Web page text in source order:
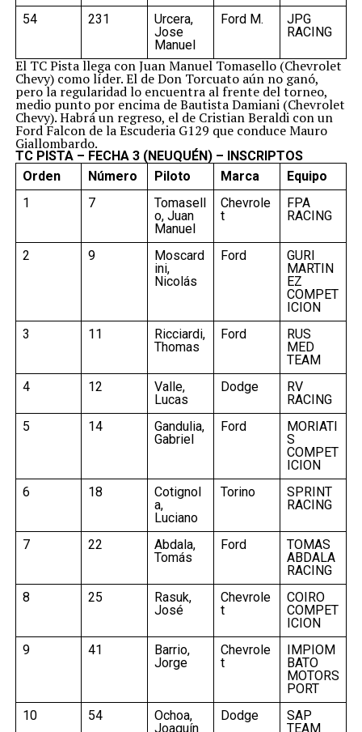
54 231
Urcera,
Jose
Manuel
Ford M.
JPG
RACING
El TC Pista llega con Juan Manuel Tomasello (Chevrolet
Chevy) como líder. El de Don Torcuato aún no ganó,
pero la regularidad lo encuentra al frente del torneo,
medio punto por encima de Bautista Damiani (Chevrolet
Chevy). Habrá un regreso, el de Cristian Beraldi con un
Ford Falcon de la Escuderia G129 que conduce Mauro
Giallombardo.
TC PISTA – FECHA 3 (NEUQUÉN) – INSCRIPTOS
Orden
Número Piloto Marca
Equipo
1
7
Tomasell
o, Juan
Manuel
Chevrole
t
FPA
RACING
2 9
Moscard
ini,
Nicolás
Ford
GURI
MARTIN
EZ
COMPET
ICION
3
11
Ricciardi,
Thomas
Ford
RUS
MED
TEAM
4
12
Valle,
Lucas
Dodge
RV
RACING
5
14
Gandulia,
Gabriel
Ford
MORIATI
S
COMPET
ICION
6
18
Cotignol
a,
Luciano
Torino
SPRINT
RACING
7 22
Abdala,
Tomás
Ford
TOMAS
ABDALA
RACING
8
25
Rasuk,
José
Chevrole
t
COIRO
COMPET
ICION
9
41
Barrio,
Jorge
Chevrole
t
IMPIOM
BATO
MOTORS
PORT
10
54
Ochoa,
Joaquín
Dodge
SAP
TEAM